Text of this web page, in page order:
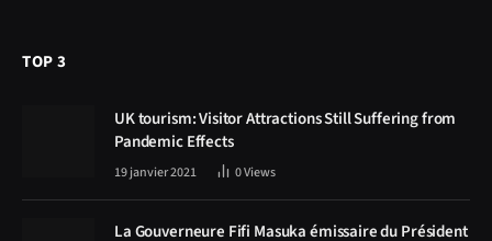
TOP 3
UK tourism: Visitor Attractions Still Suffering from
Pandemic Effects
19 janvier 2021 0Views
La Gouverneure Fifi Masuka émissaire du Président